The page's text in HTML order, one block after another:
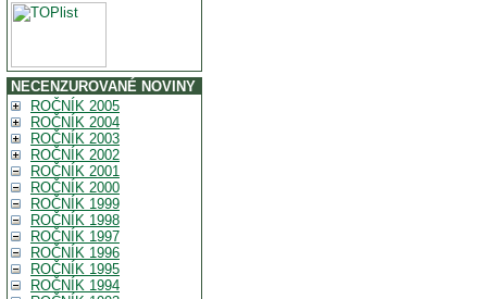
NECENZUROVANÉ NOVINY
ROČNÍK 2005
ROČNÍK 2004
ROČNÍK 2003
ROČNÍK 2002
ROČNÍK 2001
ROČNÍK 2000
ROČNÍK 1999
ROČNÍK 1998
ROČNÍK 1997
ROČNÍK 1996
ROČNÍK 1995
ROČNÍK 1994